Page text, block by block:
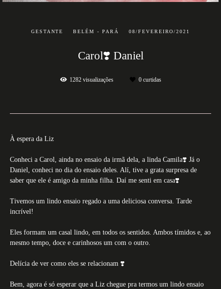
GESTANTE BELÉM - PARÁ 08/FEVEREIRO/2021
Carol❣️ Daniel
1282visualizações 0curtidas
À espera da Liz
Conheci a Carol, ainda no ensaio da irmã dela, a linda Camila❣️ Já o
Daniel, conheci no dia do ensaio deles. Alí, tive a grata surpresa de
saber que ele é amigo da minha filha. Daí me senti em casa❣️
Tivemos um lindo ensaio regado a uma deliciosa conversa. Tarde
incrível!
Eles formam um casal lindo, em todos os sentidos. Ambos tímidos e, ao
mesmo tempo, doce e carinhosos um com o outro.
Delícia de ver como eles se relacionam ❣️
Bem, agora é só esperar que a Liz chegue pra termos um lindo ensaio